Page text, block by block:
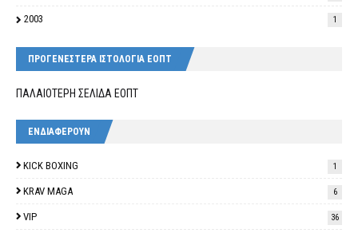
2003 1
ΠΡΟΓΕΝΕΣΤΕΡΑ ΙΣΤΟΛΟΓΙΑ ΕΟΠΤ
ΠΑΛΑΙΟΤΕΡΗ ΣΕΛΙΔΑ ΕΟΠΤ
ΕΝΔΙΑΦΕΡΟΥΝ
KICK BOXING 1
KRAV MAGA 6
VIP 36